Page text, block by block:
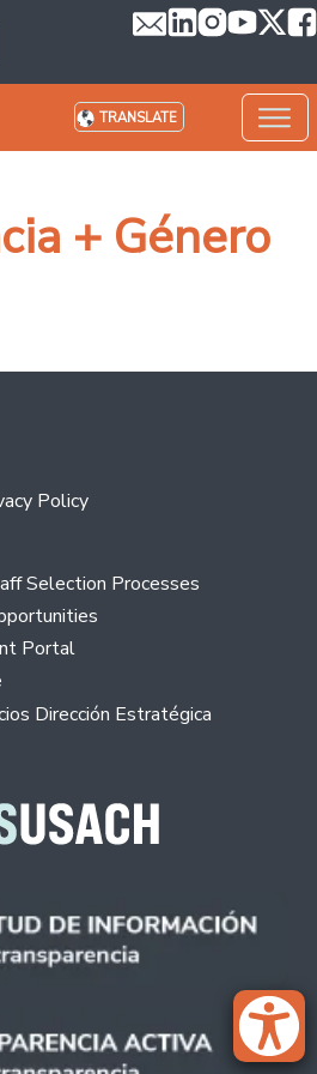
TRANSLATE
+ Género
Policy
Selection Processes
Portal
Dirección Estratégica